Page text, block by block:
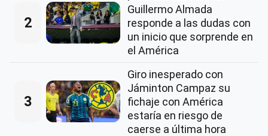
2
Guillermo Almada
responde a las dudas con
un inicio que sorprende en
el América
3
Giro inesperado con
Jáminton Campaz su
fichaje con América
estaría en riesgo de
caerse a última hora